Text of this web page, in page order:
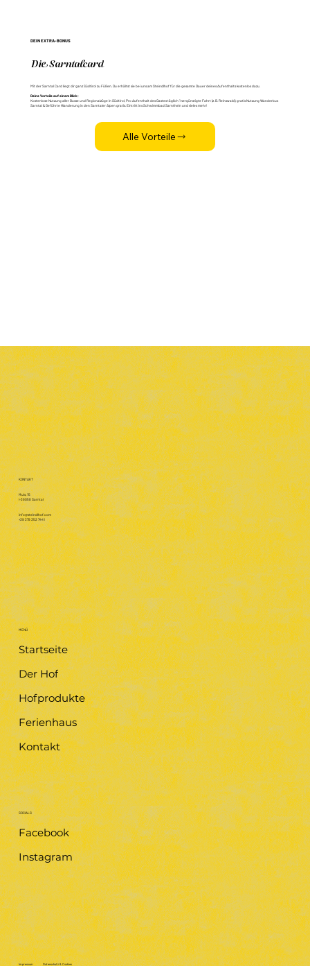
DEIN EXTRA-BONUS
Die Sarntalcard
Mit der Sarntal Card liegt dir ganz Südtirol zu Füßen. Du erhältst sie bei uns am Steindlhof für die gesamte Dauer deines Aufenthalts kostenlos dazu.
Deine Vorteile auf einem Blick:
Kostenlose Nutzung aller Busse und Regionalzüge in Südtirol, Pro Aufenthalt des Gastes täglich 1 vergünstigte Fahrt (z. B. Reinswald), gratis Nutzung Wanderbus
Sarntal & Geführte Wanderung in den Sarntaler Alpen gratis. Eintritt ins Schwimmbad Sarnthein und vieles mehr!
Alle Vorteile
KONTAKT
Muls, 15
I-39058 Sarntal
info@steindlhof.com
+39 379 352 7441
MENÜ
Startseite
Der Hof
Hofprodukte
Ferienhaus
Kontakt
SOCIALS
Facebook
Instagram
Impressum Datenschutz & Cookies